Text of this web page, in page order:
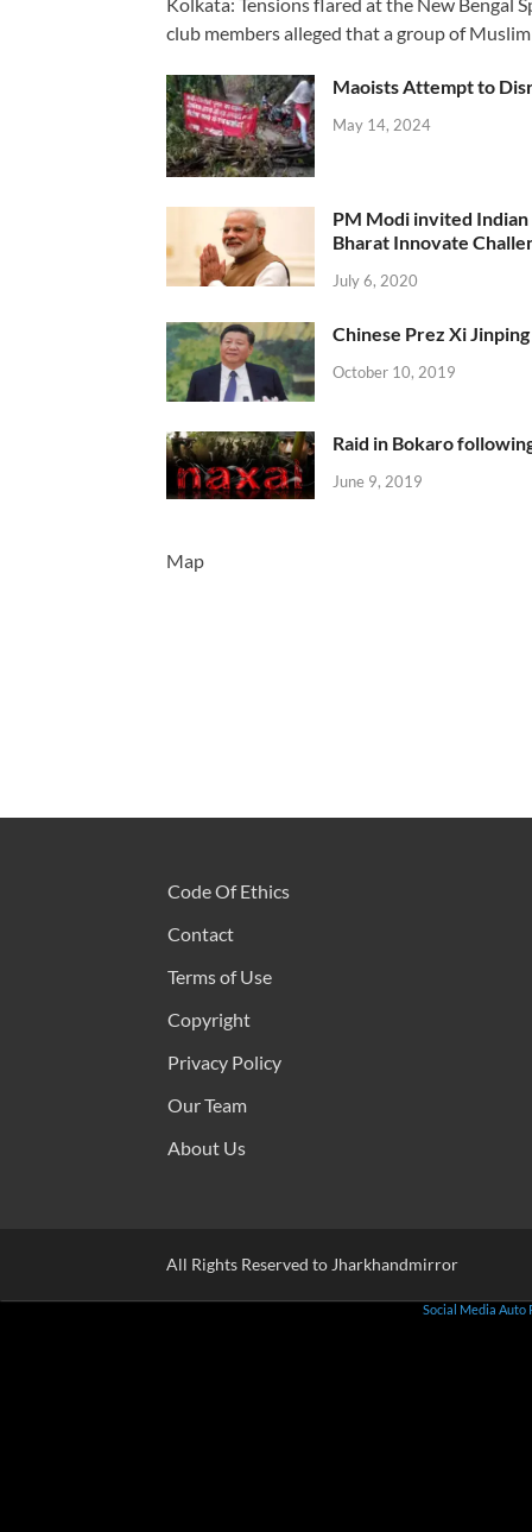
Kolkata: Tensions flared at the New Bengal
club members alleged that a group of
Maoists Attempt to
May 14, 2024
PM Modi invited
Bharat Innovate
July 6, 2020
Chinese Prez Xi
October 10, 2019
Raid in Bokaro
June 9, 2019
Map
Code Of Ethics
Contact
Terms of Use
Copyright
Privacy Policy
Our Team
About Us
All Rights Reserved to Jharkhandmirror
Social Media Auto